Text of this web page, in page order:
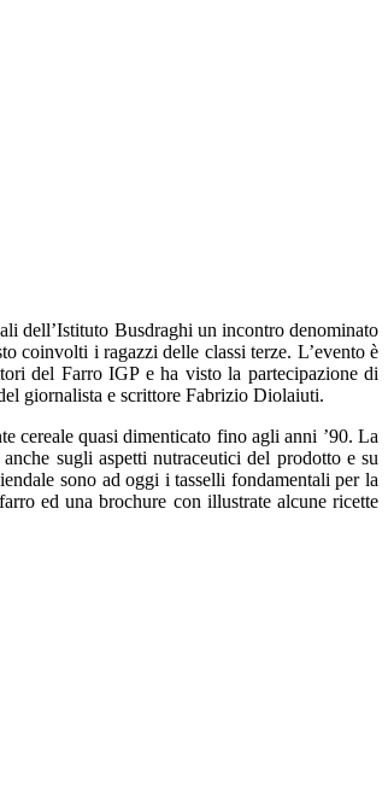
dell’Istituto Busdraghi un incontro denominato
i ragazzi delle classi terze. L’evento è
del Farro IGP e ha visto la partecipazione di
giornalista e scrittore Fabrizio Diolaiuti.
cereale quasi dimenticato fino agli anni ’90. La
sugli aspetti nutraceutici del prodotto e su
sono ad oggi i tasselli fondamentali per la
ed una brochure con illustrate alcune ricette